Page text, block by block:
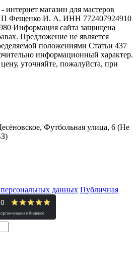
магазин для мастеров
Фещенко И. А. ИНН 772407924910
Информация сайта защищена
Предложение не является
положениями Статьи 437
информационный характер.
уточняйте, пожалуйста, при
Футбольная улица, 6 (Не
данных Публичная